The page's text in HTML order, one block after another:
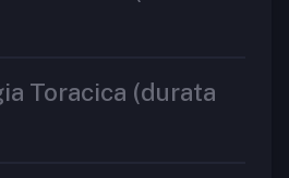
Toracica (durata